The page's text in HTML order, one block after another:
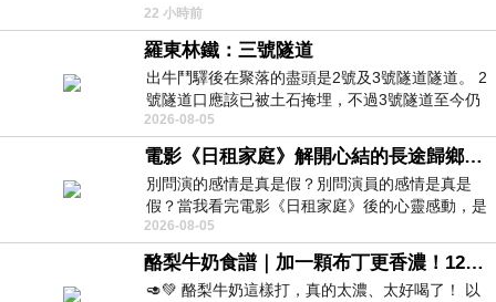
22 小時前
羅東林鐵：三號隧道
出牛鬥驛後在聚落的盡頭是2號及3號隧道隧道。 2
號隧道口應該已被土石掩埋，不過3號隧道至今仍
存在。從台7丙牛鬥橋上往左岸上游方
2026-08-05
電影《日租家庭》解開心結的長途歸鄉！能在電影院感受到地理的寬闊和人心的相鄰，真是太棒了！
別問演的感情是真是假？別問演員的感情是真是
假？當我看完電影《日租家庭》後的心靈感動，是
真的。詮釋的情感觸動了人心，就是真情
2026-08-05
酪梨牛奶食譜｜加一顆布丁更香濃！120秒完成飲料店級酪梨奶昔｜imami 旗艦豆漿機
🥑💚 酪梨牛奶這樣打，真的太濃、太好喝了！ 以